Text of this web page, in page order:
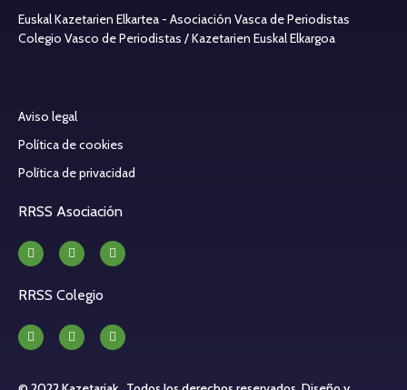
Euskal Kazetarien Elkartea - Asociación Vasca de Periodistas
Colegio Vasco de Periodistas / Kazetarien Euskal Elkargoa
Aviso legal
Política de cookies
Política de privacidad
RRSS Asociación
RRSS Colegio